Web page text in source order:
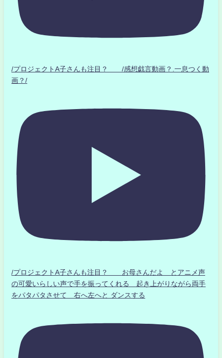
/プロジェクトA子さんも注目？ /感想戯言動画？.一息つく動
画？/
/プロジェクトA子さんも注目？ お母さんだよ とアニメ声
の可愛いらしい声で手を振ってくれる 起き上がりながら両手
をパタパタさせて 右へ左へと ダンスする